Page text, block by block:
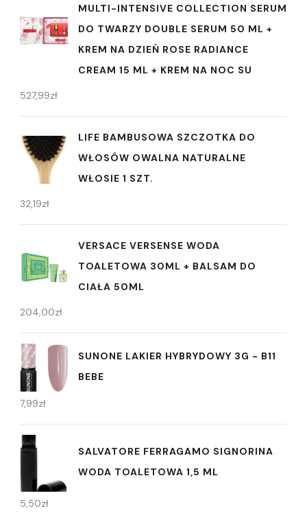
MULTI-INTENSIVE COLLECTION SERUM
DO TWARZY DOUBLE SERUM 50 ML +
KREM NA DZIEŃ ROSE RADIANCE
CREAM 15 ML + KREM NA NOC SU
527,99zł
LIFE BAMBUSOWA SZCZOTKA DO
WŁOSÓW OWALNA NATURALNE
WŁOSIE 1 SZT.
32,19zł
VERSACE VERSENSE WODA
TOALETOWA 30ML + BALSAM DO
CIAŁA 50ML
204,00zł
SUNONE LAKIER HYBRYDOWY 3G - B11
BEBE
7,99zł
SALVATORE FERRAGAMO SIGNORINA
WODA TOALETOWA 1,5 ML
5,50zł